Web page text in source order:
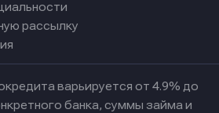
рассылку
варьируется от 4.9% до
банка, суммы займа и